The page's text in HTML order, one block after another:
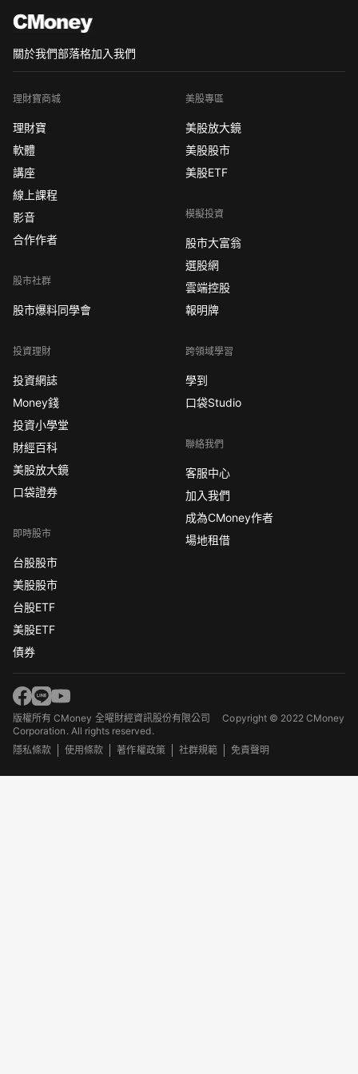
關於我們部落格加入我們
理財寶商城
理財寶
軟體
講座
線上課程
影音
合作作者
股市社群
股市爆料同學會
投資理財
投資網誌
Money錢
投資小學堂
財經百科
美股放大鏡
口袋證券
即時股市
台股股市
美股股市
台股ETF
美股ETF
債券
美股專區
美股放大鏡
美股股市
美股ETF
模擬投資
股市大富翁
選股網
雲端控股
報明牌
跨領域學習
學到
口袋Studio
聯絡我們
客服中心
加入我們
成為CMoney作者
場地租借
版權所有 CMoney 全曜財經資訊股份有限公司Copyright © 2022 CMoney
Corporation. All rights reserved.
隱私條款
使用條款 著作權政策 社群規範 免責聲明